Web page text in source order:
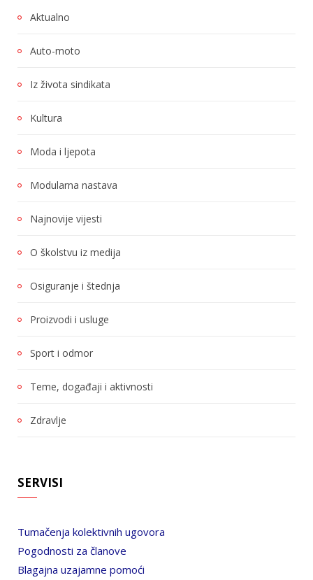
Aktualno
Auto-moto
Iz života sindikata
Kultura
Moda i ljepota
Modularna nastava
Najnovije vijesti
O školstvu iz medija
Osiguranje i štednja
Proizvodi i usluge
Sport i odmor
Teme, događaji i aktivnosti
Zdravlje
SERVISI
Tumačenja kolektivnih ugovora
Pogodnosti za članove
Blagajna uzajamne pomoći